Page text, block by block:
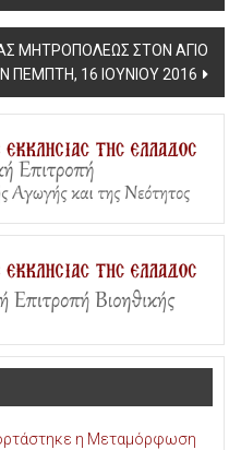
ΜΗΤΡΟΠΟΛΕΩΣ ΣΤΟΝ ΑΓΙΟ
ΠΕΜΠΤΗ, 16 ΙΟΥΝΙΟΥ 2016
η Μεταμόρφωση